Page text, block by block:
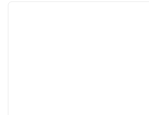
1 di 12